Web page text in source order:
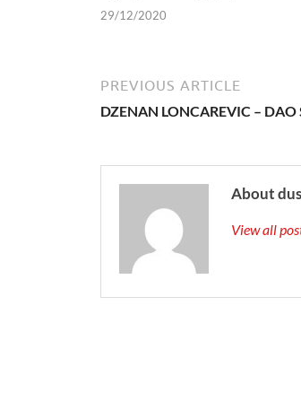
29/12/2020
PREVIOUS ARTICLE
DZENAN LONCAREVIC – DAO
About
View all